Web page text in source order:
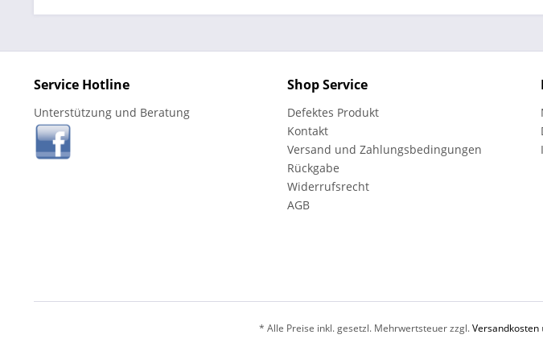
Service Hotline
Unterstützung und Beratung
Shop Service
Defektes Produkt
Kontakt
Versand und Zahlungsbedingungen
Rückgabe
Widerrufsrecht
AGB
* Alle Preise inkl. gesetzl. Mehrwertsteuer zzgl.Versandkosten